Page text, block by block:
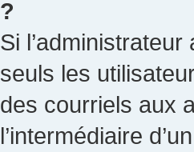
?
Si
seuls les
des courriels aux
l’intermédiaire